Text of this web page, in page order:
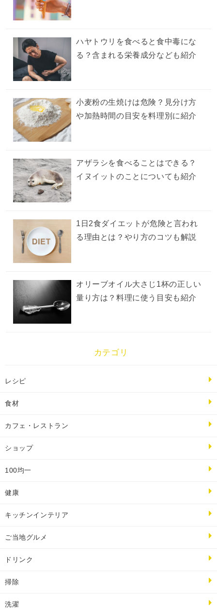
ハヤトウリを食べると食中毒にな
る？含まれる栄養成分なども紹介
小麦粉の生焼けは危険？見分け方
や加熱時間の目安を料理別に紹介
アザラシを食べることはできる？
イヌイットのことについても紹介
1日2食ダイエットが危険と言われ
る理由とは？やり方のコツも解説
オリーブオイル大さじ1杯の正しい
量り方は？料理に使う目安も紹介
カテゴリ
レシピ
食材
カフェ・レストラン
ショップ
100均一
健康
キッチンインテリア
ご当地グルメ
ドリンク
掃除
洗濯